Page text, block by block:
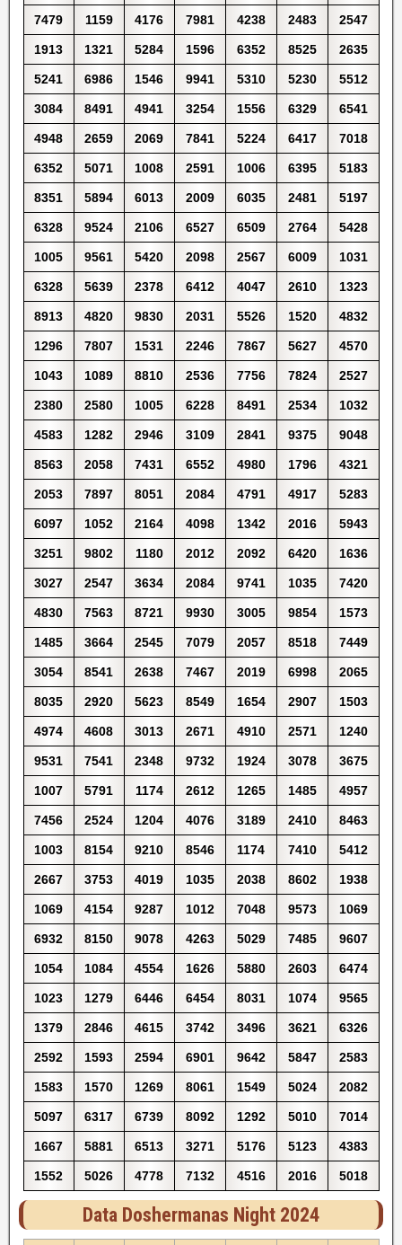
7479 1159 4176 7981 4238 2483 2547
1913 1321 5284 1596 6352 8525 2635
5241 6986 1546 9941 5310 5230 5512
3084 8491 4941 3254 1556 6329 6541
4948 2659 2069 7841 5224 6417 7018
6352 5071 1008 2591 1006 6395 5183
8351 5894 6013 2009 6035 2481 5197
6328 9524 2106 6527 6509 2764 5428
1005 9561 5420 2098 2567 6009 1031
6328 5639 2378 6412 4047 2610 1323
8913 4820 9830 2031 5526 1520 4832
1296 7807 1531 2246 7867 5627 4570
1043 1089 8810 2536 7756 7824 2527
2380 2580 1005 6228 8491 2534 1032
4583 1282 2946 3109 2841 9375 9048
8563 2058 7431 6552 4980 1796 4321
2053 7897 8051 2084 4791 4917 5283
6097 1052 2164 4098 1342 2016 5943
3251 9802 1180 2012 2092 6420 1636
3027 2547 3634 2084 9741 1035 7420
4830 7563 8721 9930 3005 9854 1573
1485 3664 2545 7079 2057 8518 7449
3054 8541 2638 7467 2019 6998 2065
8035 2920 5623 8549 1654 2907 1503
4974 4608 3013 2671 4910 2571 1240
9531 7541 2348 9732 1924 3078 3675
1007 5791 1174 2612 1265 1485 4957
7456 2524 1204 4076 3189 2410 8463
1003 8154 9210 8546 1174 7410 5412
2667 3753 4019 1035 2038 8602 1938
1069 4154 9287 1012 7048 9573 1069
6932 8150 9078 4263 5029 7485 9607
1054 1084 4554 1626 5880 2603 6474
1023 1279 6446 6454 8031 1074 9565
1379 2846 4615 3742 3496 3621 6326
2592 1593 2594 6901 9642 5847 2583
1583 1570 1269 8061 1549 5024 2082
5097 6317 6739 8092 1292 5010 7014
1667 5881 6513 3271 5176 5123 4383
1552 5026 4778 7132 4516 2016 5018
Data Doshermanas Night 2024